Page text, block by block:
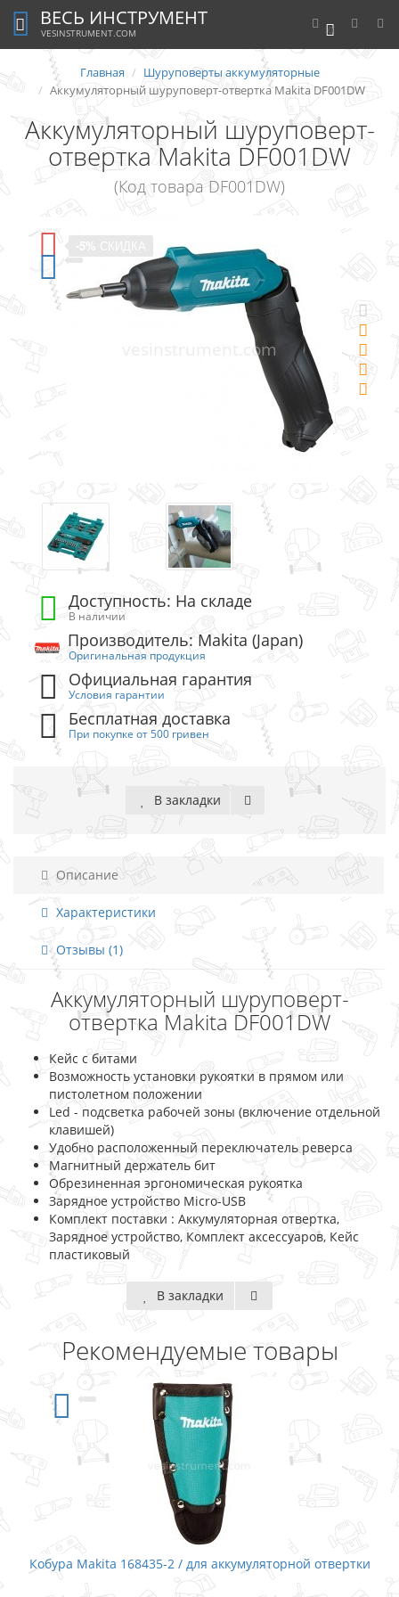
0
ВЕСЬ ИНСТРУМЕНТ
VESINSTRUMENT.COM
Главная
Шуруповерты аккумуляторные
Аккумуляторный шуруповерт-отвертка Makita DF001DW
Аккумуляторный шуруповерт-
отвертка Makita DF001DW
(Код товара DF001DW)
Доступность: На складе
В наличии
Производитель: Makita (Japan)
Оригинальная продукция
Официальная гарантия
Условия гарантии
Бесплатная доставка
При покупке от 500 гривен
В закладки
Описание
Характеристики
Отзывы (1)
Аккумуляторный шуруповерт-
отвертка Makita DF001DW
Кейс с битами
Возможность установки рукоятки в прямом или
пистолетном положении
Led - подсветка рабочей зоны (включение отдельной
клавишей)
Удобно расположенный переключатель реверса
Магнитный держатель бит
Обрезиненная эргономическая рукоятка
Зарядное устройство Micro-USB
Комплект поставки : Аккумуляторная отвертка,
Зарядное устройство, Комплект аксессуаров, Кейс
пластиковый
В закладки
Рекомендуемые товары
Кобура Makita 168435-2 / для аккумуляторной отвертки